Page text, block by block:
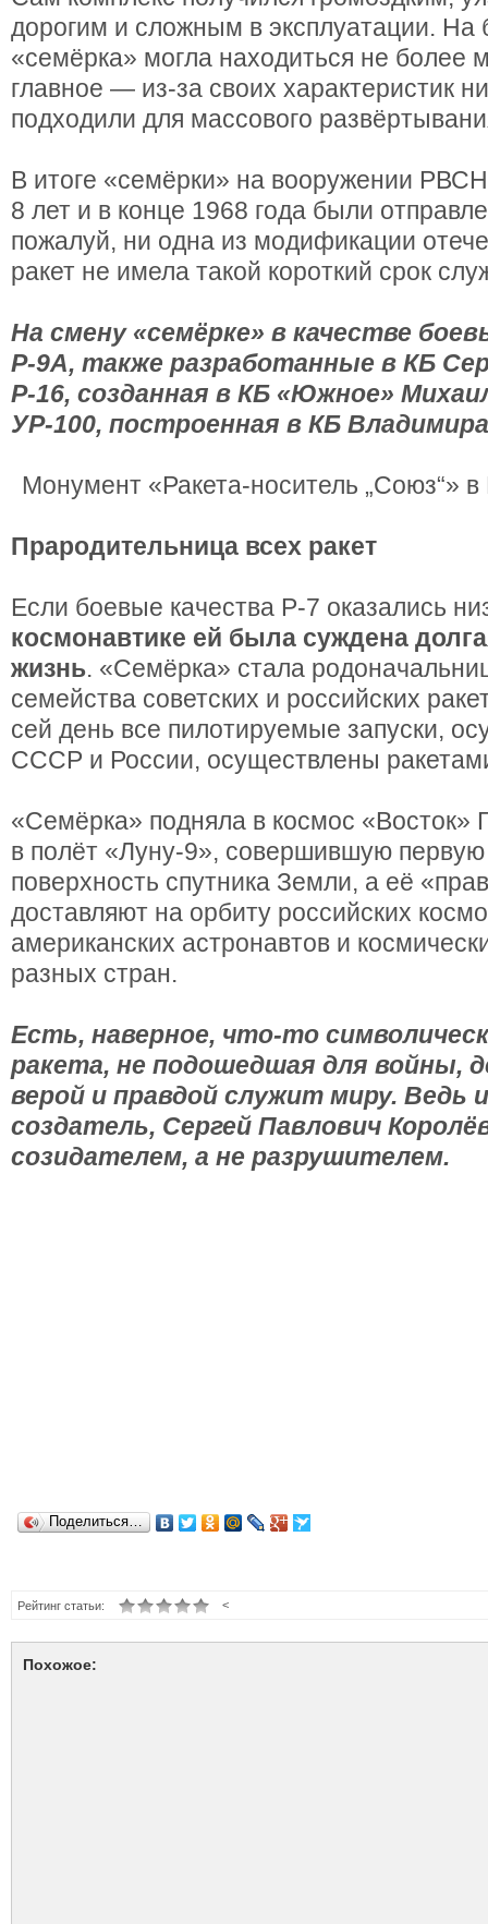
дорогим и сложным в эксплуатации. На
«семёрка» могла находиться не более
главное — из-за своих характеристик
подходили для массового
В итоге «семёрки» на вооружении
8 лет и в конце 1968 года были
пожалуй, ни одна из модификации
ракет не имела такой короткий срок
На смену «семёрке» в качестве
Р-9А, также разработанные в КБ
Р-16, созданная в КБ «Южное»
УР-100, построенная в КБ
Монумент «Ракета-носитель „Союз“» в
Прародительница всех ракет
Если боевые качества Р-7 оказались
космонавтике ей была суждена
жизнь. «Семёрка» стала
семейства советских и российских
сей день все пилотируемые запуски,
СССР и России, осуществлены
«Семёрка» подняла в космос «Восток»
в полёт «Луну-9», совершившую первую
поверхность спутника Земли, а её
доставляют на орбиту российских
американских астронавтов и
разных стран.
Есть, наверное, что-то
ракета, не подошедшая для войны,
верой и правдой служит миру. Ведь
создатель, Сергей Павлович
созидателем, а не разрушителем.
Поделиться…
<
Рейтинг статьи:
Похожое: